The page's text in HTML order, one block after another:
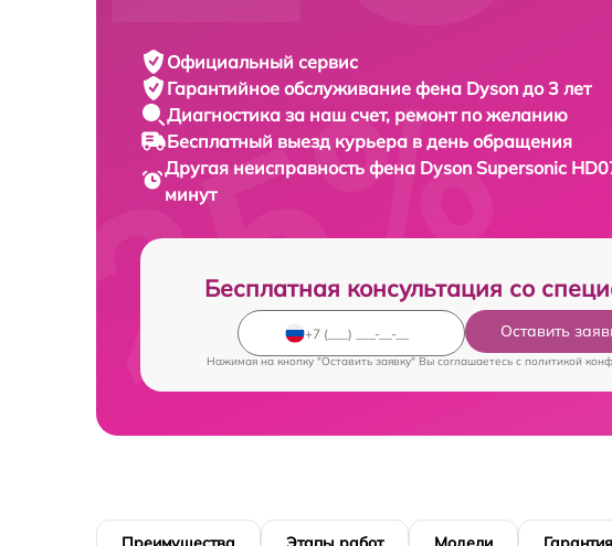
Официальный сервис
Гарантийное обслуживание фена Dyson до 3 лет
Диагностика за наш счет, ремонт по желанию
Бесплатный выезд курьера в день обращения
Другая неисправность фена Dyson Supersonic
минут
Бесплатная консультация со
Оставить
Нажимая на кнопку "Оставить заявку" Вы соглашаетесь c политикой